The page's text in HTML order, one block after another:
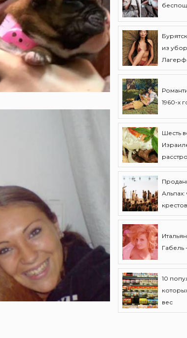
из
1960-х
Шесть
Альпах:
10
вес